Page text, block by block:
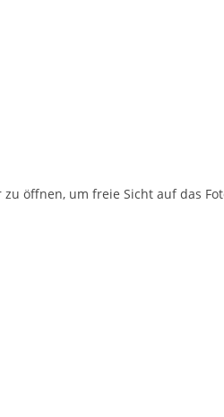
öffnen, um freie Sicht auf das